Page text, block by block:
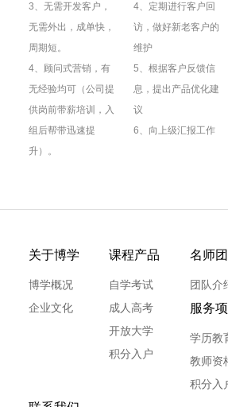
3、无需开发客户，
无需外出，成单快，
周期短。
4、顾问式营销，有
无经验均可（公司提
供岗前带薪培训，入
组后帮带迅速提
升）。
4、定期进行客户回
访，做好新老客户的
维护
5、根据客户反馈信
息，提出产品优化建
议
6、向上级汇报工作